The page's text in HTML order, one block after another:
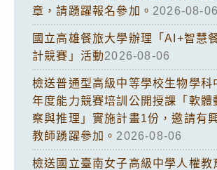
章，請踴躍報名參加。 2026-08-06
國立高雄餐旅大學辦理「AI+智慧
計競賽」活動2026-08-06
檢送普通型高級中等學校生物學科
年度能力競賽培訓公開授課「軟體
察與推理」實施計畫1份，邀請有
教師踴躍參加。 2026-08-06
檢送國立臺南女子高級中學人權教